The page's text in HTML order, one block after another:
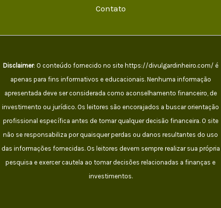
Contato
Disclaimer: O conteúdo fornecido no site https://divulgardinheiro.com/ é
apenas para fins informativos e educacionais. Nenhuma informação
apresentada deve ser considerada como aconselhamento financeiro, de
investimento ou jurídico. Os leitores são encorajados a buscar orientação
profissional específica antes de tomar qualquer decisão financeira. O site
não se responsabiliza por quaisquer perdas ou danos resultantes do uso
das informações fornecidas. Os leitores devem sempre realizar sua própria
pesquisa e exercer cautela ao tomar decisões relacionadas a finanças e
investimentos.